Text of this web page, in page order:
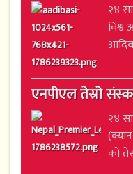
२४
विश्व
एनपीएल तेस्रो
२४
को